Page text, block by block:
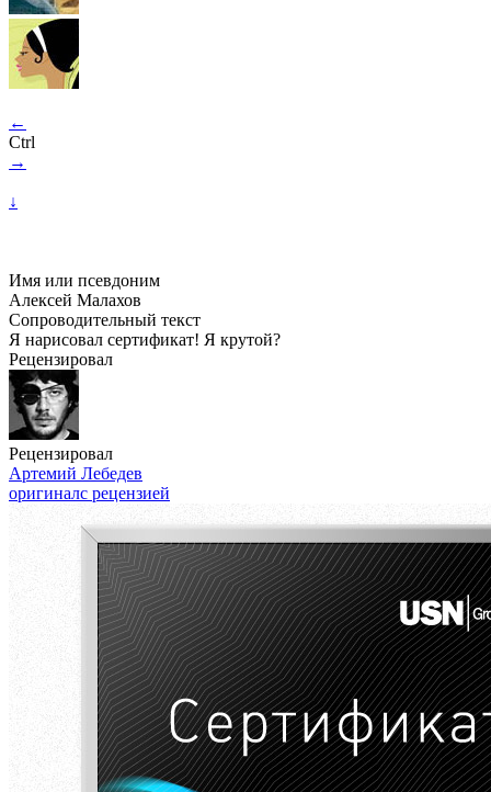
←
Ctrl
→
↓
Имя или псевдоним
Алексей Малахов
Сопроводительный текст
Я нарисовал сертификат! Я крутой?
Рецензировал
Рецензировал
Артемий Лебедев
оригиналс рецензией